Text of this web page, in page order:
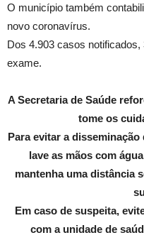
O município também
novo coronavírus.
Dos 4.903 casos
exame.
A Secretaria de Saúde
tome os
Para evitar a
lave as mãos com
mantenha uma distância
Em caso de suspeita,
com a unidade de